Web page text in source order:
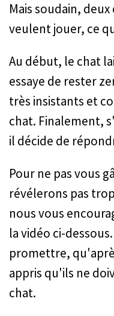
Mais soudain,
veulent jouer, ce
Au début, le chat
essaye de rester
très insistants et
chat. Finalement,
il décide de
Pour ne pas vous
révélerons pas
nous vous
la vidéo ci-
promettre,
appris qu'ils ne
chat.